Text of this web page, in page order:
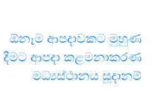
ඕනෑම ආපදාවකට මුහුණ
දීමට ආපදා කළමනාකරණ
මධ්‍යස්ථානය සූදානම්